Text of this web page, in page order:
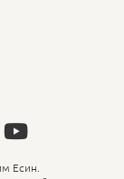
Есин.